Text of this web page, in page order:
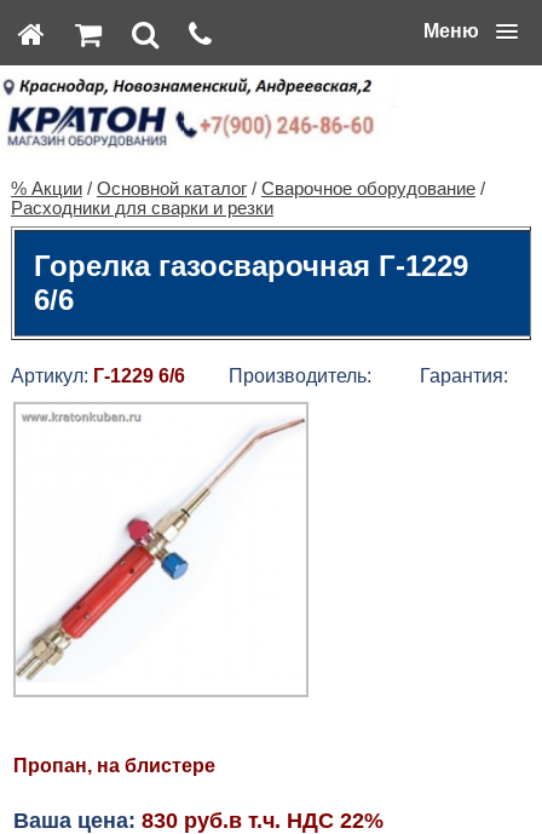
Меню
% Акции/ Основной каталог/ Сварочное оборудование/
Расходники для сварки и резки
Горелка газосварочная Г-1229
6/6
Артикул: Г-1229 6/6Производитель: Гарантия:
Пропан, на блистере
Ваша цена: 830 руб.в т.ч. НДС 22%